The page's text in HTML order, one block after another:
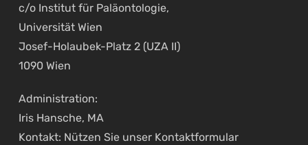
c/o Institut für Paläontologie,
Universität Wien
Josef-Holaubek-Platz 2 (UZA II)
1090 Wien
Administration:
Iris Hansche, MA
Kontakt: Nützen Sie unser Kontaktformular